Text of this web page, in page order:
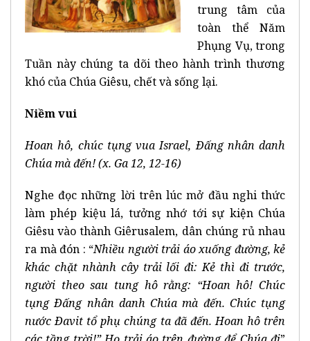
trung tâm của
toàn thể Năm
Phụng Vụ, trong
Tuần này chúng ta dõi theo hành trình thương
khó của Chúa Giêsu, chết và sống lại.
Niềm vui
Hoan hô, chúc tụng vua Israel, Ðấng nhân danh
Chúa mà đến! (x. Ga 12, 12-16)
Nghe đọc những lời trên lúc mở đầu nghi thức
làm phép kiệu lá, tưởng nhớ tới sự kiện Chúa
Giêsu vào thành Giêrusalem, dân chúng rủ nhau
ra mà đón : “Nhiều người trải áo xuống đường, kẻ
khác chặt nhành cây trải lối đi: Kẻ thì đi trước,
người theo sau tung hô rằng: “Hoan hô! Chúc
tụng Ðấng nhân danh Chúa mà đến. Chúc tụng
nước Ðavit tổ phụ chúng ta đã đến. Hoan hô trên